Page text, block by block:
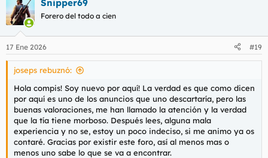
c
i
e
s
Snipper69
Forero del todo a cien
17 Ene 2026 #19
joseps rebuznó:
Hola compis! Soy nuevo por aquí! La verdad es que como dicen
por aquí es uno de los anuncios que uno descartaría, pero las
buenas valoraciones, me han llamado la atención y la verdad
que la tía tiene morboso. Después lees, alguna mala
experiencia y no se, estoy un poco indeciso, si me animo ya os
contaré. Gracias por existir este foro, así al menos mas o
menos uno sabe lo que se va a encontrar.